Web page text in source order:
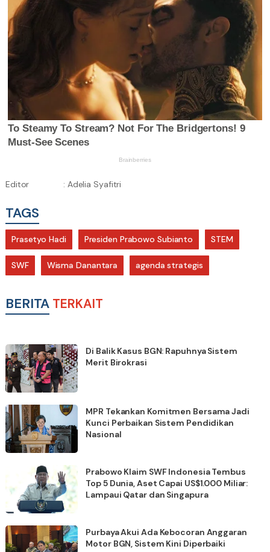
Editor : Adelia Syafitri
TAGS
Prasetyo Hadi Presiden Prabowo Subianto STEM
SWF Wisma Danantara agenda strategis
BERITA TERKAIT
Di Balik Kasus BGN: Rapuhnya Sistem
Merit Birokrasi
MPR Tekankan Komitmen Bersama Jadi
Kunci Perbaikan Sistem Pendidikan
Nasional
Prabowo Klaim SWF Indonesia Tembus
Top 5 Dunia, Aset Capai US$1.000 Miliar:
Lampaui Qatar dan Singapura
Purbaya Akui Ada Kebocoran Anggaran
Motor BGN, Sistem Kini Diperbaiki